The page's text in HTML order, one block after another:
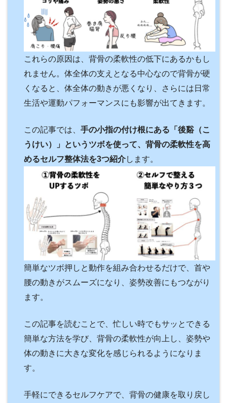
これらの原因は、背骨の柔軟性の低下にあるかもし
れません。体全体の支えとなる中心なので背骨が硬
くなると、体全体の動きが悪くなり、さらには日常
生活や運動パフォーマンスにも影響が出てきます。
この記事では、 手の小指の付け根にある「後谿（こ
うけい）」というツボを使って、背骨の柔軟性を高
めるセルフ整体法を3つ紹介します。
簡単なツボ押しと動作を組み合わせるだけで、首や
腰の動きがスムーズになり、姿勢改善にもつながり
ます。
この記事を読むことで、忙しい時でもサッとできる
簡単な方法を学び、背骨の柔軟性が向上し、姿勢や
体の動きに大きな変化を感じられるようになりま
す。
手軽にできるセルフケアで、背骨の健康を取り戻し